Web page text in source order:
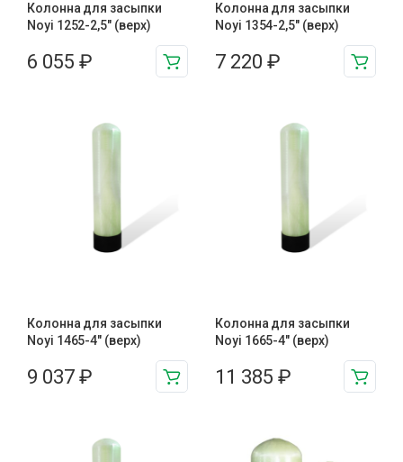
Колонна для засыпки
Noyi 1252-2,5″ (верх)
6 055 ₽
Колонна для засыпки
Noyi 1354-2,5″ (верх)
7 220 ₽
Колонна для засыпки
Noyi 1465-4″ (верх)
9 037 ₽
Колонна для засыпки
Noyi 1665-4″ (верх)
11 385 ₽